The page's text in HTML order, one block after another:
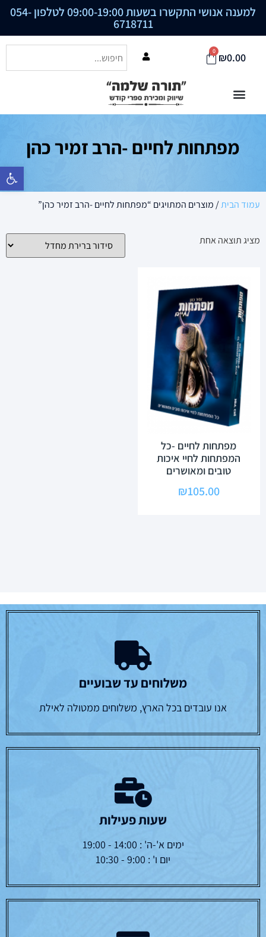
פתח סרגל
למענה אנושי התקשרו בשעות 09:00-19:00 לטלפון 054-
6718711
₪0.00
0
מפתחות לחיים -הרב זמיר כהן
עמוד הבית/ מוצרים המתויגים “מפתחות לחיים -הרב זמיר כהן”
מציג תוצאה אחת
מפתחות לחיים -כל
המפתחות לחיי איכות
טובים ומאושרים
₪105.00
משלוחים עד שבועיים
אנו עובדים בכל הארץ, משלוחים ממטולה לאילת
שעות פעילות
ימים א'-ה' : 14:00 - 19:00
יום ו' : 9:00 - 10:30